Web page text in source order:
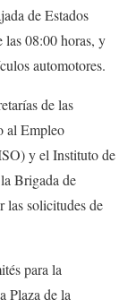
de Estados
las 08:00 horas, y
automotores.
de las
al Empleo
y el Instituto de
Brigada de
las solicitudes de
para la
Plaza de la